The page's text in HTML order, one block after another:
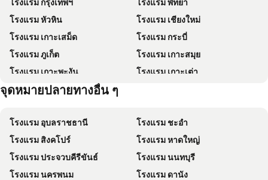
โรงแรม กรุงเทพฯ
โรงแรม พัทยา
โรงแรม หัวหิน
โรงแรม เชียงใหม่
โรงแรม เกาะเสม็ด
โรงแรม กระบี่
โรงแรม ภูเก็ต
โรงแรม เกาะสมุย
โรงแรม เกาะพะงัน
โรงแรม เกาะเต่า
โรงแรม เกาะฟุก๊ว
จุดหมายปลายทางอื่น ๆ
โรงแรม อุบลราชธานี
โรงแรม ชะอำ
โรงแรม สิงคโปร์
โรงแรม หาดใหญ่
โรงแรม ประจวบคีรีขันธ์
โรงแรม นนทบุรี
โรงแรม นครพนม
โรงแรม ดานัง